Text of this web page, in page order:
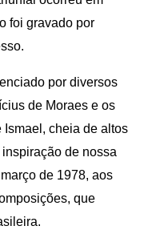
foi gravado por
por diversos
de Moraes e os
Ismael, cheia de altos
de nossa
de 1978, aos
que